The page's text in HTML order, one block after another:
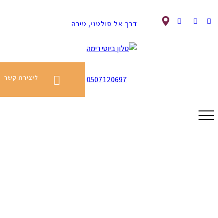
דרך אל סולטני, טירה
0507120697 ליצירת קשר